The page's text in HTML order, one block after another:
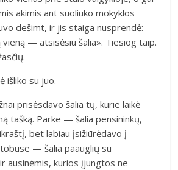
akimis ant suoliuko mokyklos
dešimt, ir jis staiga nusprendė:
vieną — atsisėsiu šalia». Tiesiog taip.
išliko su juo.
prisėsdavo šalia tų, kurie laikė
tašką. Parke — šalia pensininkų,
bet labiau įsižiūrėdavo į
— šalia paauglių su
ausinėmis, kurios įjungtos ne